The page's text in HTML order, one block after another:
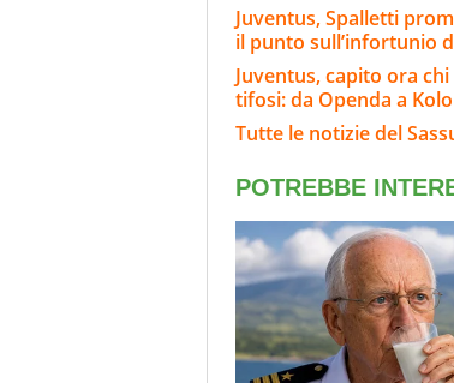
Juventus, Spalletti
il punto sull’infortunio
Juventus, capito ora
tifosi: da Openda a
Tutte le notizie del